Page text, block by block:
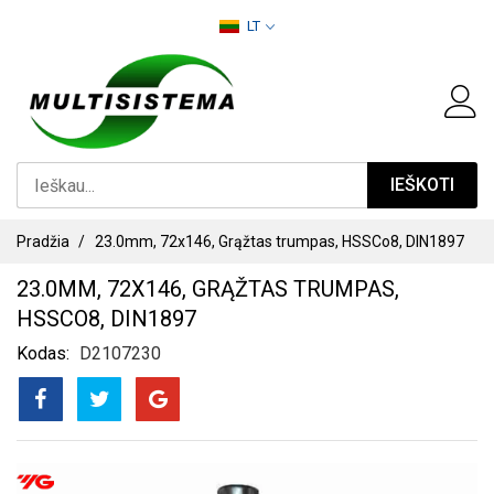
LT
IEŠKOTI
Pradžia 23.0mm, 72x146, Grąžtas trumpas, HSSCo8, DIN1897
23.0MM, 72X146, GRĄŽTAS TRUMPAS,
HSSCO8, DIN1897
Kodas D2107230
PEREITI